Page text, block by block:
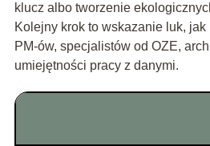
klucz albo tworzenie
Kolejny krok to wskazanie luk,
PM-ów, specjalistów od OZE,
umiejętności pracy z danymi.